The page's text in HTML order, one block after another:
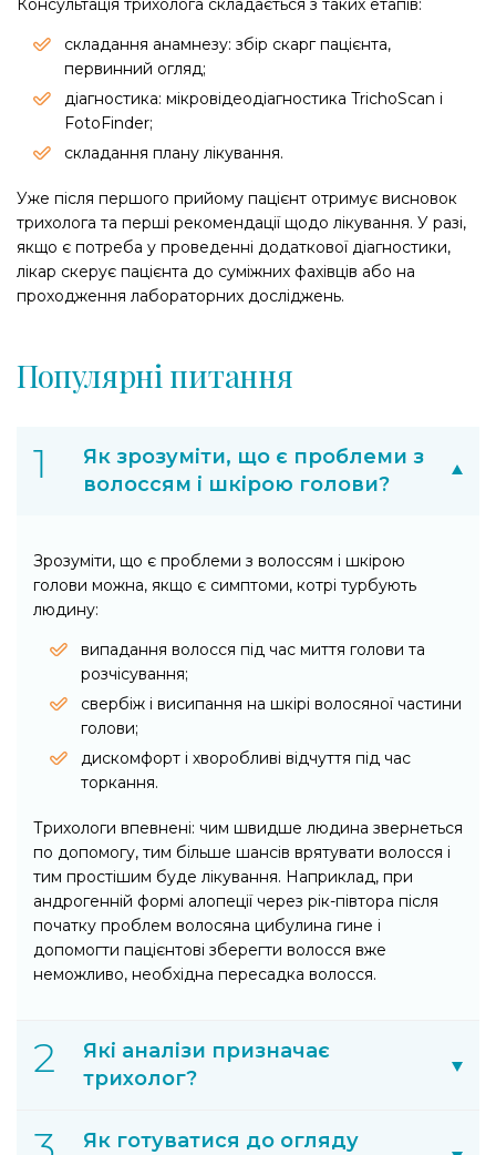
Консультація трихолога складається з таких етапів:
складання анамнезу: збір скарг пацієнта,
первинний огляд;
діагностика: мікровідеодіагностика TrichoScan і
FotoFinder;
складання плану лікування.
Уже після першого прийому пацієнт отримує висновок
трихолога та перші рекомендації щодо лікування. У разі,
якщо є потреба у проведенні додаткової діагностики,
лікар скерує пацієнта до суміжних фахівців або на
проходження лабораторних досліджень.
Популярні питання
Як зрозуміти, що є проблеми з
волоссям і шкірою голови?
Зрозуміти, що є проблеми з волоссям і шкірою
голови можна, якщо є симптоми, котрі турбують
людину:
випадання волосся під час миття голови та
розчісування;
свербіж і висипання на шкірі волосяної частини
голови;
дискомфорт і хворобливі відчуття під час
торкання.
Трихологи впевнені: чим швидше людина звернеться
по допомогу, тим більше шансів врятувати волосся і
тим простішим буде лікування. Наприклад, при
андрогенній формі алопеції через рік-півтора після
початку проблем волосяна цибулина гине і
допомогти пацієнтові зберегти волосся вже
неможливо, необхідна пересадка волосся.
Які аналізи призначає
трихолог?
Як готуватися до огляду